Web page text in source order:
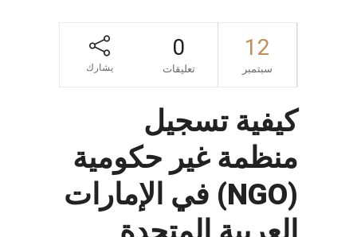
12
سبتمبر
0
تعليقات يشارك
كيفية تسجيل
منظمة غير حكومية
(NGO) في الإمارات